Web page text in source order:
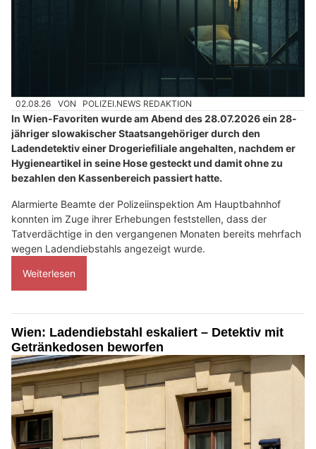
02.08.26 VON POLIZEI.NEWS REDAKTION
In Wien-Favoriten wurde am Abend des 28.07.2026 ein 28-
jähriger slowakischer Staatsangehöriger durch den
Ladendetektiv einer Drogeriefiliale angehalten, nachdem er
Hygieneartikel in seine Hose gesteckt und damit ohne zu
bezahlen den Kassenbereich passiert hatte.
Alarmierte Beamte der Polizeiinspektion Am Hauptbahnhof
konnten im Zuge ihrer Erhebungen feststellen, dass der
Tatverdächtige in den vergangenen Monaten bereits mehrfach
wegen Ladendiebstahls angezeigt wurde.
Weiterlesen
Wien: Ladendiebstahl eskaliert – Detektiv mit
Getränkedosen beworfen